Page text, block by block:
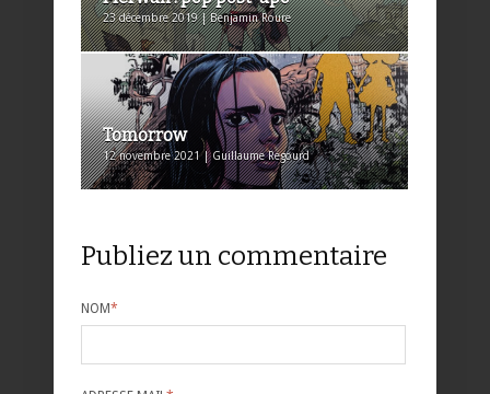
23 décembre 2019 | Benjamin Roure
Tomorrow
12 novembre 2021 | Guillaume Regourd
Publiez un commentaire
NOM*